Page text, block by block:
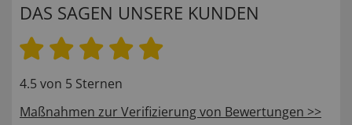
DAS SAGEN UNSERE KUNDEN
4.5 von 5 Sternen
Maßnahmen zur Verifizierung von Bewertungen >>